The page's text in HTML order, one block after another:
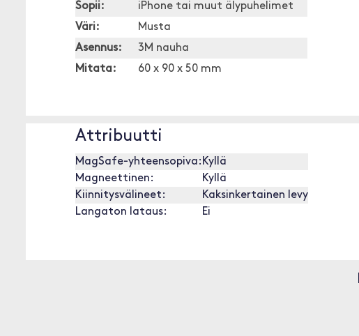
Sopii:
iPhone tai muut älypuhelimet
Väri:
Musta
Asennus:
3M nauha
Mitata:
60 x 90 x 50 mm
Attribuutti
MagSafe-yhteensopiva: Kyllä
Magneettinen:
Kyllä
Kiinnitysvälineet:
Kaksinkertainen levy
Langaton lataus:
Ei